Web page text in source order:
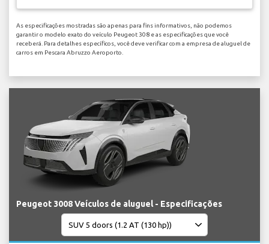
As especificações mostradas são apenas para fins informativos, não podemos
garantir o modelo exato do veículo Peugeot 308 e as especificações que você
receberá. Para detalhes específicos, você deve verificar com a empresa de aluguel de
carros em Pescara Abruzzo Aeroporto.
Peugeot 3008 Veículos de aluguel - Especificações